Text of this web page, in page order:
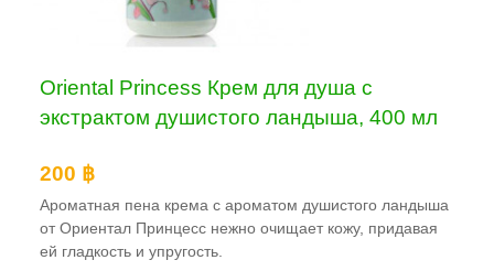
Oriental Princess Крем для душа с
экстрактом душистого ландыша, 400 мл
200 ฿
Ароматная пена крема с ароматом душистого ландыша
от Ориентал Принцесс нежно очищает кожу, придавая
ей гладкость и упругость.